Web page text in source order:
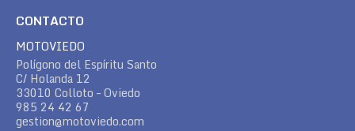
CONTACTO
MOTOVIEDO
Polígono del Espíritu Santo
C/ Holanda 12
33010 Colloto – Oviedo
985 24 42 67
gestion@motoviedo.com